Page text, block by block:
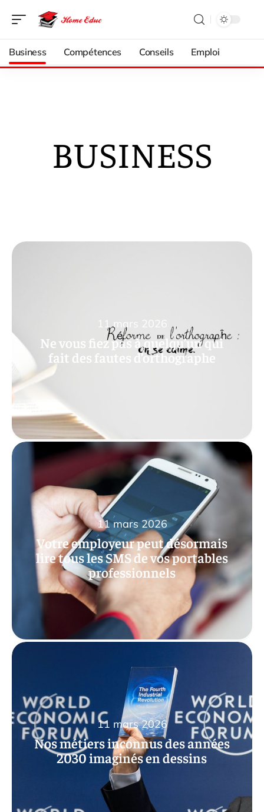
Business Compétences Conseils Emploi
BUSINESS
Ne vous fiez pas à quelqu’un qui
fait des fautes d’orthographe
11 mars 2026
Votre employeur peut désormais
lire tous les SMS de vos portables
professionnels
11 mars 2026
Nos métiers inconnus des années
2030 imaginés en dessins
11 mars 2026